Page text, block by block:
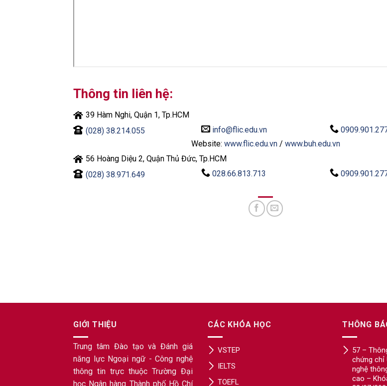
Thông tin liên hệ:
39 Hàm Nghi, Quận 1, Tp.HCM
(028) 38.214.055
info@flic.edu.vn
Website: www.flic.edu.vn/ www.buh.edu.vn
56 Hoàng Diệu 2, Quận Thủ Đức, Tp.HCM
(028) 38.971.649
028.66.813.713
GIỚI THIỆU
Trung tâm Đào tạo và Đánh giá
năng lực Ngoại ngữ - Công nghệ
thông tin trực thuộc Trường Đại
học Ngân hàng Thành phố Hồ Chí
CÁC KHÓA HỌC
VSTEP
IELTS
TOEFL
THÔNG
57 –
chứng chỉ
nghệ
cao –